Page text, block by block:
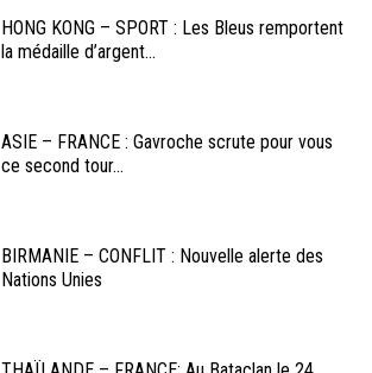
HONG KONG – SPORT : Les Bleus remportent
la médaille d’argent...
ASIE – FRANCE : Gavroche scrute pour vous
ce second tour...
BIRMANIE – CONFLIT : Nouvelle alerte des
Nations Unies